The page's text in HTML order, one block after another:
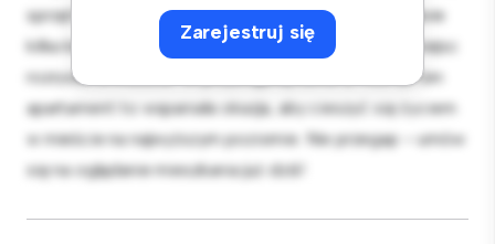
Zarejestruj się
sprzęt. Dzięki doskonałej lokalizacji będziesz zaledwie
kilka kroków od najlepszych restauracji, sklepów i miejsc
rozrywki w mieście. W przystępnej cenie 2 900 zł, ten
apartament to wspaniała okazja, aby cieszyć się życiem
w mieście na najwyższym poziomie. Nie przegap – umów
się na oglądanie mieszkania już dziś!